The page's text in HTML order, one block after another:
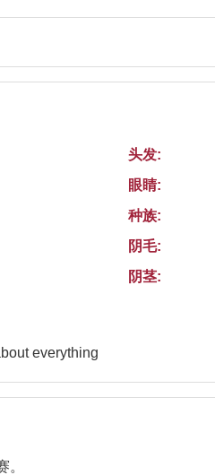
头发:
眼睛:
种族:
阴毛:
阴茎:
everything
。